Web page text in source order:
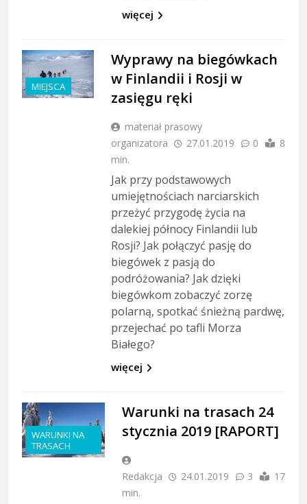
więcej
MIEJSCA
Wyprawy na biegówkach
w Finlandii i Rosji w
zasięgu ręki
materiał prasowy
organizatora
27.01.2019 0
8
min.
Jak przy podstawowych
umiejętnościach narciarskich
przeżyć przygodę życia na
dalekiej północy Finlandii lub
Rosji? Jak połączyć pasję do
biegówek z pasją do
podróżowania? Jak dzięki
biegówkom zobaczyć zorzę
polarną, spotkać śnieżną pardwę,
przejechać po tafli Morza
Białego?
więcej
WARUNKI NA
TRASACH
Warunki na trasach 24
stycznia 2019 [RAPORT]
Redakcja 24.01.2019 3
17
min.